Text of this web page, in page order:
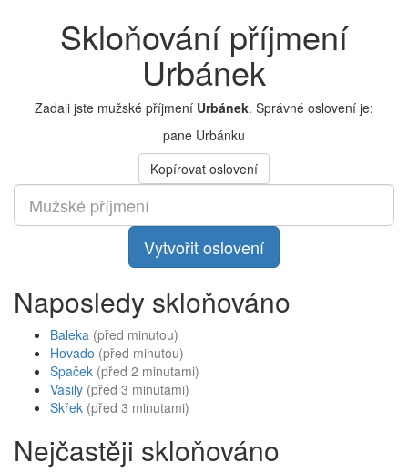
Skloňování příjmení
Urbánek
Zadali jste mužské příjmení Urbánek. Správné oslovení je:
pane Urbánku
Kopírovat oslovení
Vytvořit oslovení
Naposledy skloňováno
Baleka (před minutou)
Hovado (před minutou)
Špaček (před 2 minutami)
Vasily (před 3 minutami)
Skřek (před 3 minutami)
Nejčastěji skloňováno